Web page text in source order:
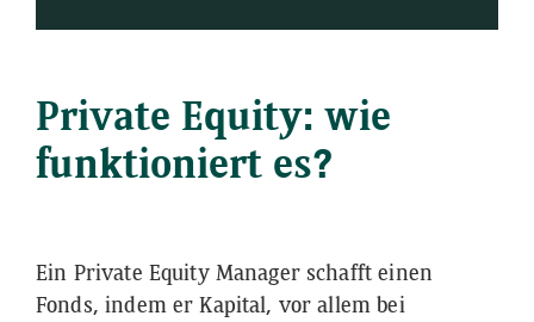
Private Equity: wie
funktioniert es?
Ein Private Equity Manager schafft einen
Fonds, indem er Kapital, vor allem bei